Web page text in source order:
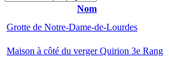
Nom
Grotte de Notre-Dame-de-Lourdes
Maison à côté du verger Quirion 3e Rang